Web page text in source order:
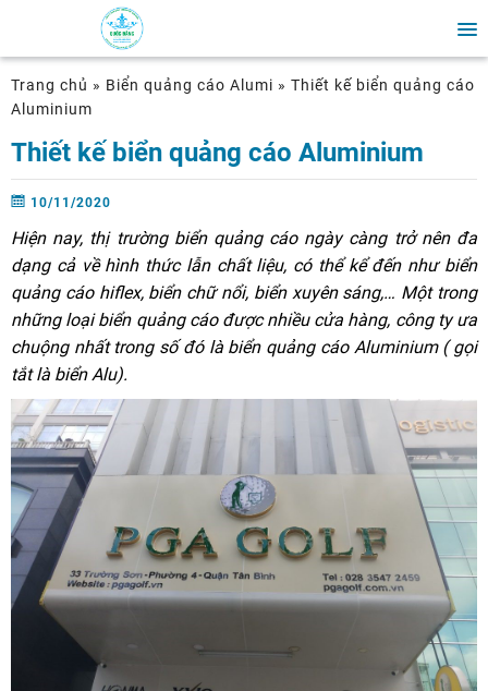
Trang chủ » Biển quảng cáo Alumi » Thiết kế biển quảng cáo
Aluminium
Thiết kế biển quảng cáo Aluminium
10/11/2020
Hiện nay, thị trường biển quảng cáo ngày càng trở nên đa
dạng cả về hình thức lẫn chất liệu, có thể kể đến nhưbiển
quảng cáo hiflex, biển chữ nổi, biển xuyên sáng,… Một trong
những loại biển quảng cáo được nhiều cửa hàng, công ty ưa
chuộng nhất trong số đólà biển quảng cáo Aluminium ( gọi
tắt là biển Alu).